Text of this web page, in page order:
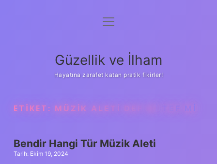
Anasayfa
Yasal Uyarı
menüyü
Güzellik ve İlham
Hayatına zarafet katan pratik fikirler!
ETIKET: MÜZIK ALETI DEF MI TEF MI
Bendir Hangi Tür Müzik Aleti
Tarih: Ekim 19, 2024